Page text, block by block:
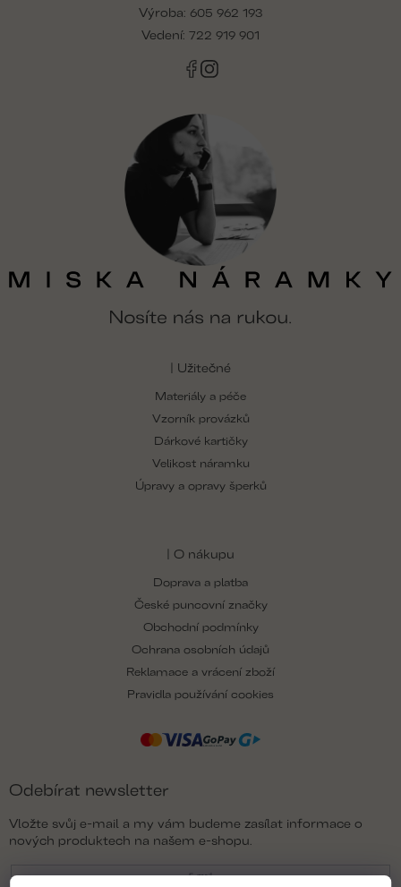
Výroba: 605 962 193
Vedení: 722 919 901
| Užitečné
Materiály a péče
Vzorník provázků
Dárkové kartičky
Velikost náramku
Úpravy a opravy šperků
| O nákupu
Doprava a platba
České puncovní značky
Obchodní podmínky
Ochrana osobních údajů
Reklamace a vrácení zboží
Pravidla používání cookies
Odebírat newsletter
Vložte svůj e-mail a my vám budeme zasílat informace o
nových produktech na našem e-shopu.
E-mail